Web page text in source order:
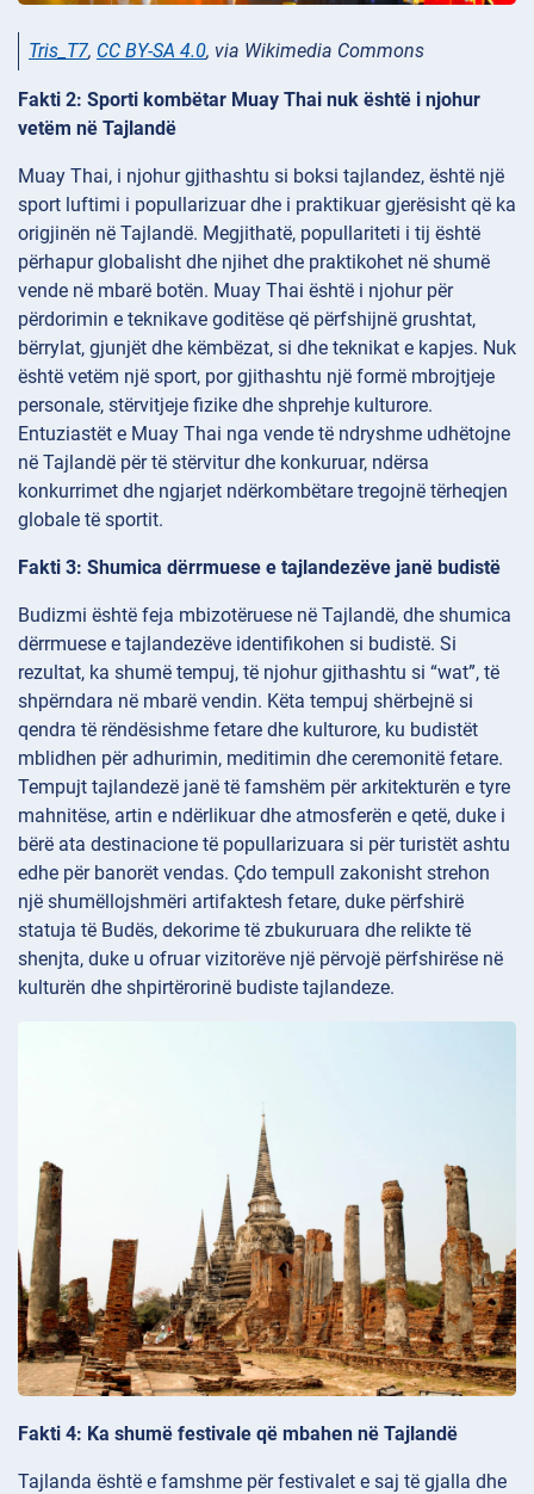
Tris_T7, CC BY-SA 4.0, via Wikimedia Commons
Fakti 2: Sporti kombëtar Muay Thai nuk është i njohur
vetëm në Tajlandë
Muay Thai, i njohur gjithashtu si boksi tajlandez, është një
sport luftimi i popullarizuar dhe i praktikuar gjerësisht që ka
origjinën në Tajlandë. Megjithatë, popullariteti i tij është
përhapur globalisht dhe njihet dhe praktikohet në shumë
vende në mbarë botën. Muay Thai është i njohur për
përdorimin e teknikave goditëse që përfshijnë grushtat,
bërrylat, gjunjët dhe këmbëzat, si dhe teknikat e kapjes. Nuk
është vetëm një sport, por gjithashtu një formë mbrojtjeje
personale, stërvitjeje fizike dhe shprehje kulturore.
Entuziastët e Muay Thai nga vende të ndryshme udhëtojne
në Tajlandë për të stërvitur dhe konkuruar, ndërsa
konkurrimet dhe ngjarjet ndërkombëtare tregojnë tërheqjen
globale të sportit.
Fakti 3: Shumica dërrmuese e tajlandezëve janë budistë
Budizmi është feja mbizotëruese në Tajlandë, dhe shumica
dërrmuese e tajlandezëve identifikohen si budistë. Si
rezultat, ka shumë tempuj, të njohur gjithashtu si “wat”, të
shpërndara në mbarë vendin. Këta tempuj shërbejnë si
qendra të rëndësishme fetare dhe kulturore, ku budistët
mblidhen për adhurimin, meditimin dhe ceremonitë fetare.
Tempujt tajlandezë janë të famshëm për arkitekturën e tyre
mahnitëse, artin e ndërlikuar dhe atmosferën e qetë, duke i
bërë ata destinacione të popullarizuara si për turistët ashtu
edhe për banorët vendas. Çdo tempull zakonisht strehon
një shumëllojshmëri artifaktesh fetare, duke përfshirë
statuja të Budës, dekorime të zbukuruara dhe relikte të
shenjta, duke u ofruar vizitorëve një përvojë përfshirëse në
kulturën dhe shpirtërorinë budiste tajlandeze.
Fakti 4: Ka shumë festivale që mbahen në Tajlandë
Tajlanda është e famshme për festivalet e saj të gjalla dhe